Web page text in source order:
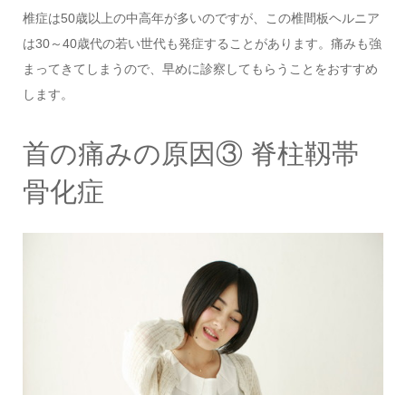
椎症は50歳以上の中高年が多いのですが、この椎間板ヘルニア
は30～40歳代の若い世代も発症することがあります。痛みも強
まってきてしまうので、早めに診察してもらうことをおすすめ
します。
首の痛みの原因③ 脊柱靱帯
骨化症